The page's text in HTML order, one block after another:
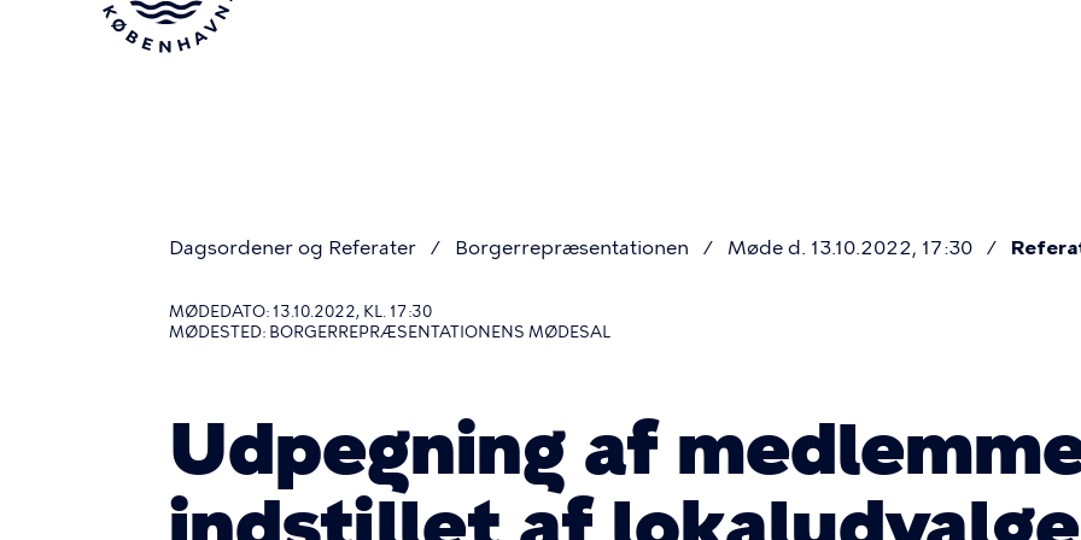
Dagsordener og Referater Borgerrepræsentationen Møde d. 13.10.2022, 17:30
MØDEDATO: 13.10.2022, KL. 17:30
MØDESTED: BORGERREPRÆSENTATIONENS MØDESAL
Udpegning af